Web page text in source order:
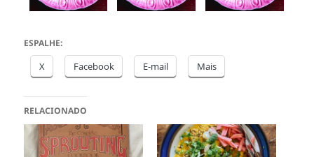
ESPALHE:
X Facebook E-mail Mais
RELACIONADO